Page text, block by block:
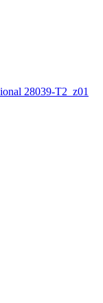
28039-T2_z01